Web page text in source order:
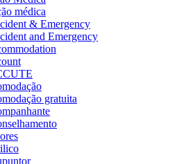
médica
& Emergency
and Emergency
gratuita